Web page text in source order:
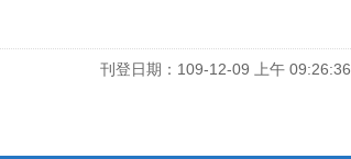
刊登日期：109-12-09 上午 09:26:36